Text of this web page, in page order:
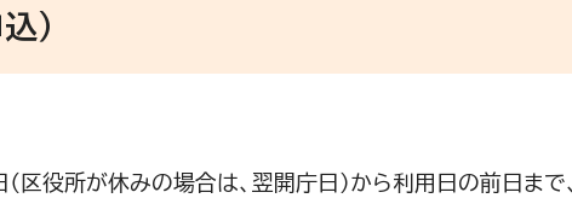
）
区役所が休みの場合は、翌開庁日）から利用日の前日まで、